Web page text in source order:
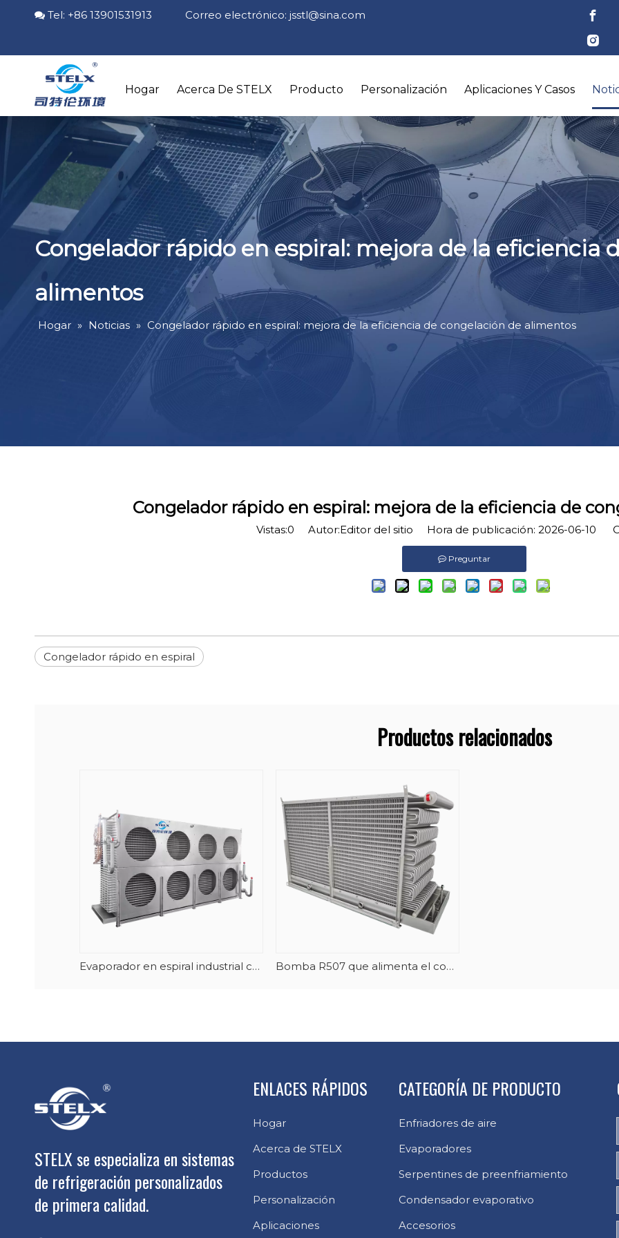
 Tel: +86 13901531913 Correo electrónico: jsstl@sina.com
Hogar Acerca De STELX Producto Personalización Aplicaciones Y Casos
Congelador rápido en espiral: mejora de la eficiencia
alimentos
Hogar » Noticias » Congelador rápido en espiral: mejora de la eficiencia de congelación de alimentos
Congelador rápido en espiral: mejora de la eficiencia de
Vistas:0 Autor:Editor del sitio Hora de publicación: 2026-06-10
Preguntar
Congelador rápido en espiral
Productos relacionados
Evaporador en espiral industrial compatible con amoníaco Bomba R507 que alimenta el congelador rápido industrial del espiral de los cambiadores de calor del evaporador del congelador
STELX se especializa en sistemas
de refrigeración personalizados
de primera calidad.
ENLACES RÁPIDOS
Hogar
Acerca de STELX
Productos
Personalización
Aplicaciones
CATEGORÍA DE PRODUCTO
Enfriadores de aire
Evaporadores
Serpentines de preenfriamiento
Condensador evaporativo
Accesorios